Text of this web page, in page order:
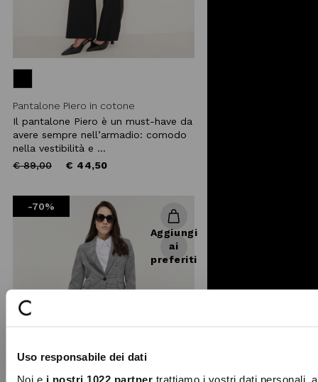
Uso responsabile dei dati
Noi e i nostri 1022 partnertrattiamo i vostri dati personali,
Pantalone Piero in cotone
Il pantalone Piero è un must-have da
avere sempre nell’armadio: comodo
nella vestibilità e ...
Price
€ 89,00to € 44,50
-70%
Aggiungi
ai
preferiti